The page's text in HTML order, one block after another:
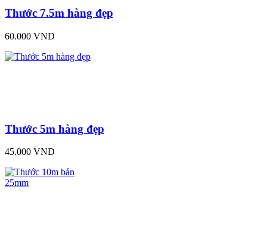
Thước 7.5m hàng đẹp
60.000 VND
Thước 5m hàng đẹp
45.000 VND